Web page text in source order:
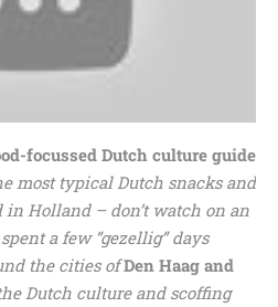
focussed Dutch culture guide
most typical Dutch snacks and
Holland – don’t watch on an
a few “gezellig” days
the cities ofDen Haag and
Dutch culture and scoffing